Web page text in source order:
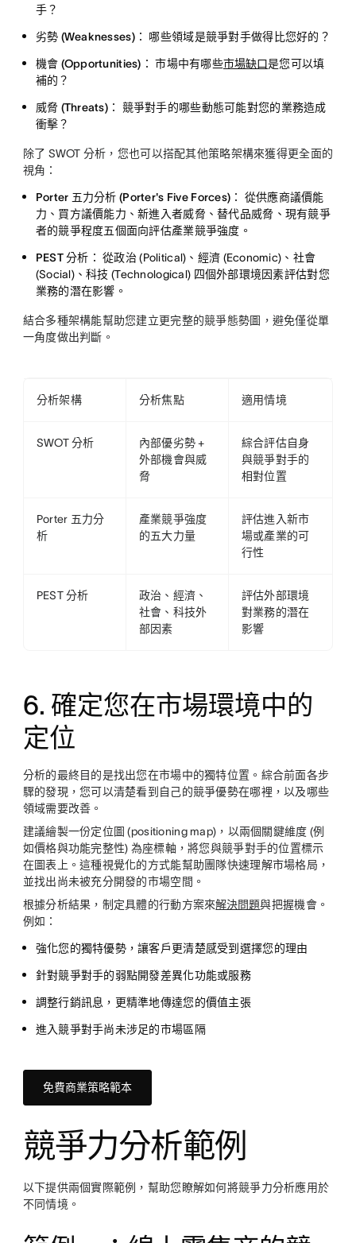
手？
劣勢 (Weaknesses)： 哪些領域是競爭對手做得比您好的？
機會 (Opportunities)： 市場中有哪些市場缺口是您可以填
補的？
威脅 (Threats)：
競爭對手的哪些動態可能對您的業務造成
衝擊？
除了 SWOT 分析，您也可以搭配其他策略架構來獲得更全面的
視角：
Porter 五力分析 (Porter's Five Forces)：
從供應商議價能
力、買方議價能力、新進入者威脅、替代品威脅、現有競爭
者的競爭程度五個面向評估產業競爭強度。
PEST 分析： 從政治 (Political)、經濟 (Economic)、社會
(Social)、科技 (Technological) 四個外部環境因素評估對您
業務的潛在影響。
結合多種架構能幫助您建立更完整的競爭態勢圖，避免僅從單
一角度做出判斷。
分析架構 分析焦點 適用情境
SWOT 分析
內部優劣勢 +
外部機會與威
脅
綜合評估自身
與競爭對手的
相對位置
Porter 五力分
析
產業競爭強度
的五大力量
評估進入新市
場或產業的可
行性
PEST 分析
政治、經濟、
社會、科技外
部因素
評估外部環境
對業務的潛在
影響
6. 確定您在市場環境中的
定位
分析的最終目的是找出您在市場中的獨特位置。綜合前面各步
驟的發現，您可以清楚看到自己的競爭優勢在哪裡，以及哪些
領域需要改善。
建議繪製一份定位圖 (positioning map)，以兩個關鍵維度 (例
如價格與功能完整性) 為座標軸，將您與競爭對手的位置標示
在圖表上。這種視覺化的方式能幫助團隊快速理解市場格局，
並找出尚未被充分開發的市場空間。
根據分析結果，制定具體的行動方案來解決問題與把握機會。
例如：
強化您的獨特優勢，讓客戶更清楚感受到選擇您的理由
針對競爭對手的弱點開發差異化功能或服務
調整行銷訊息，更精準地傳達您的價值主張
進入競爭對手尚未涉足的市場區隔
免費商業策略範本
競爭力分析範例
以下提供兩個實際範例，幫助您瞭解如何將競爭力分析應用於
不同情境。